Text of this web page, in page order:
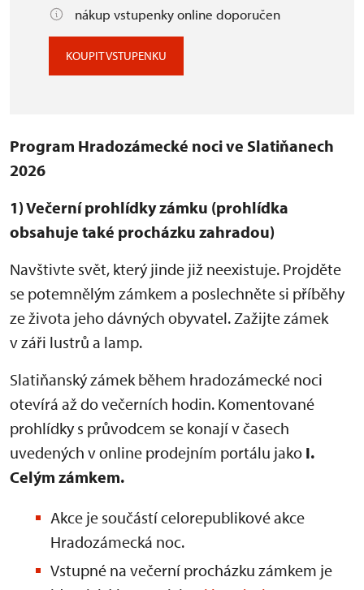
nákup vstupenky online doporučen
KOUPIT VSTUPENKU
Program Hradozámecké noci ve Slatiňanech
2026
1) Večerní prohlídky zámku (prohlídka
obsahuje také procházku zahradou)
Navštivte svět, který jinde již neexistuje. Projděte
se potemnělým zámkem a poslechněte si příběhy
ze života jeho dávných obyvatel. Zažijte zámek
v záři lustrů a lamp.
Slatiňanský zámek během hradozámecké noci
otevírá až do večerních hodin. Komentované
prohlídky s průvodcem se konají v časech
uvedených v online prodejním portálu jako I.
Celým zámkem.
Akce je součástí celorepublikové akce
Hradozámecká noc.
Vstupné na večerní procházku zámkem je